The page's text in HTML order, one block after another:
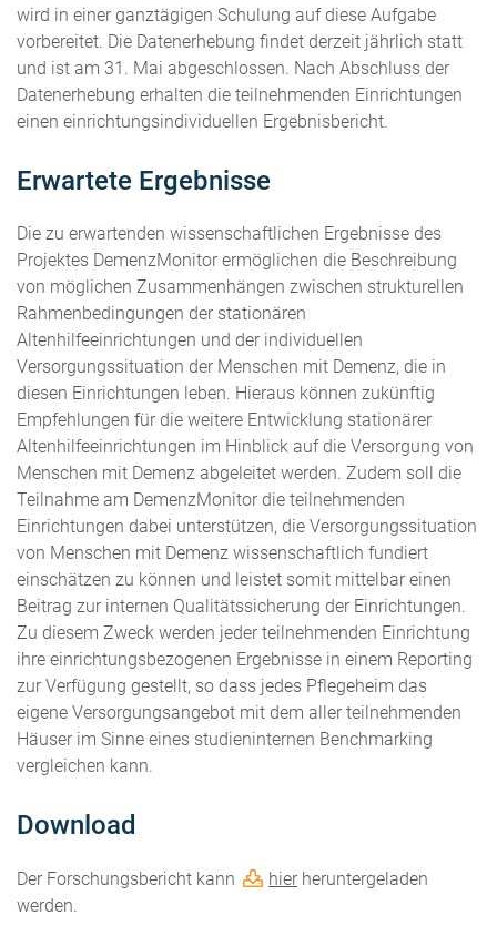
wird in einer ganztägigen Schulung auf diese Aufgabe
vorbereitet. Die Datenerhebung findet derzeit jährlich statt
und ist am 31. Mai abgeschlossen. Nach Abschluss der
Datenerhebung erhalten die teilnehmenden Einrichtungen
einen einrichtungsindividuellen Ergebnisbericht.
Erwartete Ergebnisse
Die zu erwartenden wissenschaftlichen Ergebnisse des
Projektes DemenzMonitor ermöglichen die Beschreibung
von möglichen Zusammenhängen zwischen strukturellen
Rahmenbedingungen der stationären
Altenhilfeeinrichtungen und der individuellen
Versorgungssituation der Menschen mit Demenz, die in
diesen Einrichtungen leben. Hieraus können zukünftig
Empfehlungen für die weitere Entwicklung stationärer
Altenhilfeeinrichtungen im Hinblick auf die Versorgung von
Menschen mit Demenz abgeleitet werden. Zudem soll die
Teilnahme am DemenzMonitor die teilnehmenden
Einrichtungen dabei unterstützen, die Versorgungssituation
von Menschen mit Demenz wissenschaftlich fundiert
einschätzen zu können und leistet somit mittelbar einen
Beitrag zur internen Qualitätssicherung der Einrichtungen.
Zu diesem Zweck werden jeder teilnehmenden Einrichtung
ihre einrichtungsbezogenen Ergebnisse in einem Reporting
zur Verfügung gestellt, so dass jedes Pflegeheim das
eigene Versorgungsangebot mit dem aller teilnehmenden
Häuser im Sinne eines studieninternen Benchmarking
vergleichen kann.
Download
Der Forschungsbericht kann hier heruntergeladen
werden.